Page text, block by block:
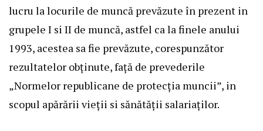
lucru la locurile de muncă prevăzute în prezent in
grupele I si II de muncă, astfel ca la finele anului
1993, acestea sa fie prevăzute, corespunzător
rezultatelor obținute, față de prevederile
„Normelor republicane de protecția muncii”, in
scopul apărării vieții si sănătății salariaților.